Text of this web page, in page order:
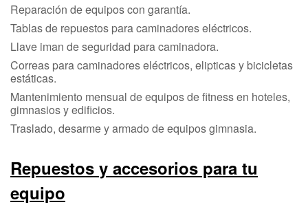
Reparación de equipos con garantía.
Tablas de repuestos para caminadores eléctricos.
Llave iman de seguridad para caminadora.
Correas para caminadores eléctricos, elipticas y bicicletas
estáticas.
Mantenimiento mensual de equipos de fitness en hoteles,
gimnasios y edificios.
Traslado, desarme y armado de equipos gimnasia.
Repuestos y accesorios para tu
equipo